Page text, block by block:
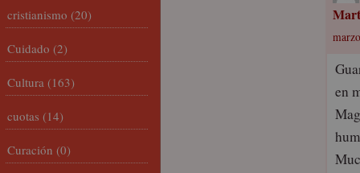
en
cristianismo (20)
Cuidado (2)
Cultura (163)
cuotas (14)
Curación (0)